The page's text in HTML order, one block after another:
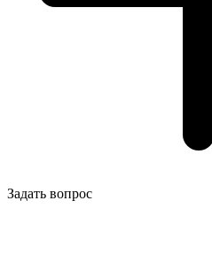
Задать вопрос